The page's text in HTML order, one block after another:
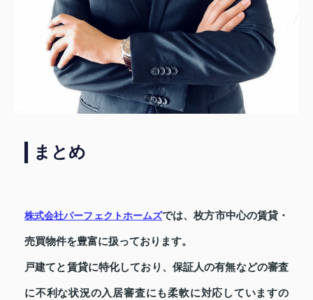
まとめ
株式会社パーフェクトホームズでは、枚方市中心の賃貸・
売買物件を豊富に扱っております。
戸建てと賃貸に特化しており、保証人の有無などの審査
に不利な状況の入居審査にも柔軟に対応していますの